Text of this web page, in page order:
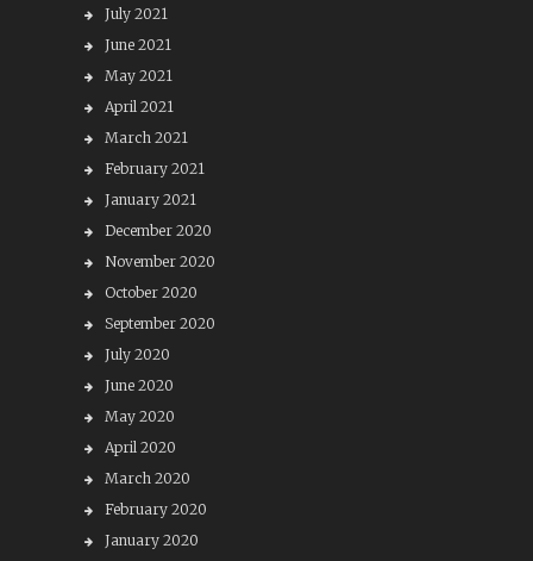
July 2021
June 2021
May 2021
April 2021
March 2021
February 2021
January 2021
December 2020
November 2020
October 2020
September 2020
July 2020
June 2020
May 2020
April 2020
March 2020
February 2020
January 2020